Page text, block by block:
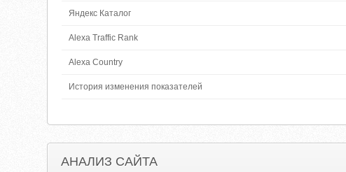
Яндекс Каталог
Alexa Traffic Rank
Alexa Country
История изменения показателей
АНАЛИЗ САЙТА